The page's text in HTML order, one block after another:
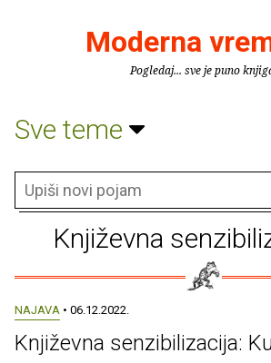
Moderna
Pogledaj... sve je puno
Sve teme
Književna
NAJAVA • 06.12.2022.
Književna senzibilizacija: